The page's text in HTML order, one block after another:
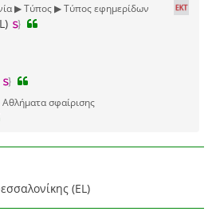
▶ Τύπος ▶ Τύπος εφημερίδων
σφαίρισης
(EL)